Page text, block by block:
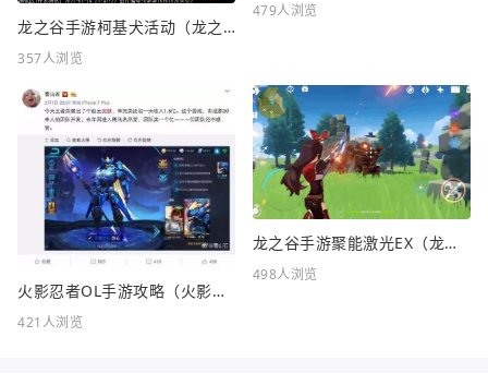
龙之谷手游柯基犬活动（龙之谷KFC联动）
357人浏览
479人浏览
火影忍者OL手游攻略（火影忍者OL手游攻略站）
421人浏览
龙之谷手游聚能激光EX（龙之谷FC）
498人浏览